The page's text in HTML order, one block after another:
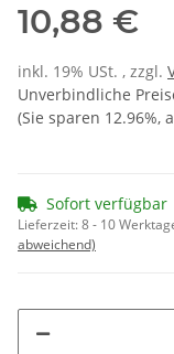
10,88 €
inkl. 19% USt. , zzgl.
Unverbindliche
(Sie sparen 12.96%,
Sofort verfügbar
Lieferzeit:8 - 10
abweichend)